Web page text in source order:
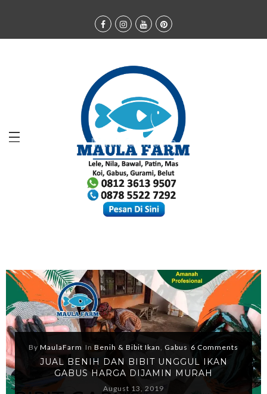
By MaulaFarm In Benih & Bibit Ikan, Gabus 6 Comments
JUAL BENIH DAN BIBIT UNGGUL IKAN
GABUS HARGA DIJAMIN MURAH
August 13, 2019